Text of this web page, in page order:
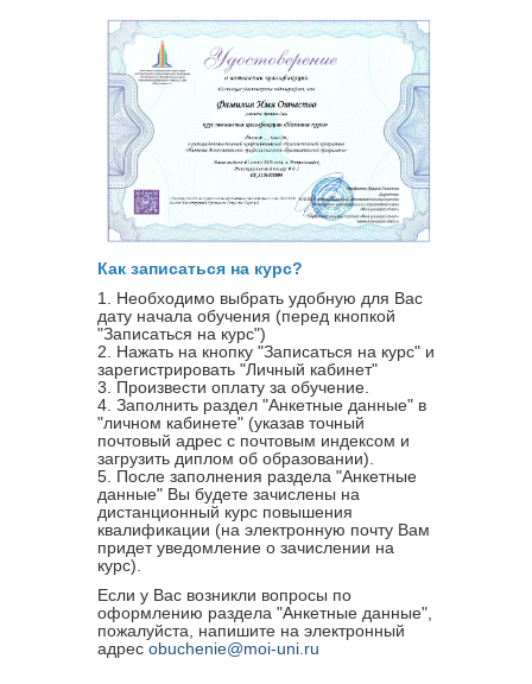
Как записаться на курс?
1. Необходимо выбрать удобную для Вас
дату начала обучения (перед кнопкой
"Записаться на курс")
2. Нажать на кнопку "Записаться на курс" и
зарегистрировать "Личный кабинет"
3. Произвести оплату за обучение.
4. Заполнить раздел "Анкетные данные" в
"личном кабинете" (указав точный
почтовый адрес с почтовым индексом и
загрузить диплом об образовании).
5. После заполнения раздела "Анкетные
данные" Вы будете зачислены на
дистанционный курс повышения
квалификации (на электронную почту Вам
придет уведомление о зачислении на
курс).
Если у Вас возникли вопросы по
оформлению раздела "Анкетные данные",
пожалуйста, напишите на электронный
адрес obuchenie@moi-uni.ru